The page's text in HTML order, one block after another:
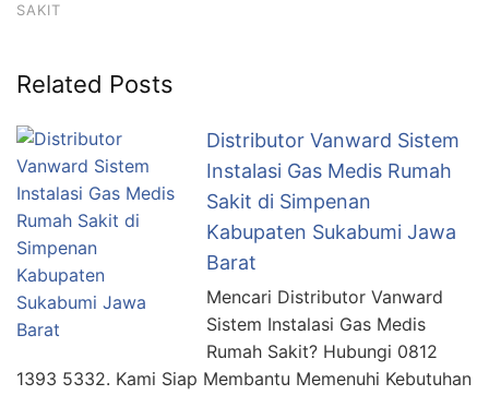
SAKIT
Related Posts
Distributor Vanward Sistem
Instalasi Gas Medis Rumah
Sakit di Simpenan
Kabupaten Sukabumi Jawa
Barat
Mencari Distributor Vanward
Sistem Instalasi Gas Medis
Rumah Sakit? Hubungi 0812
1393 5332. Kami Siap Membantu Memenuhi Kebutuhan